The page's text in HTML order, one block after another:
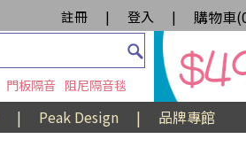
註冊 | 登入 | 購物車(
門板隔音 阻尼隔音毯
| Peak Design |
品牌專館